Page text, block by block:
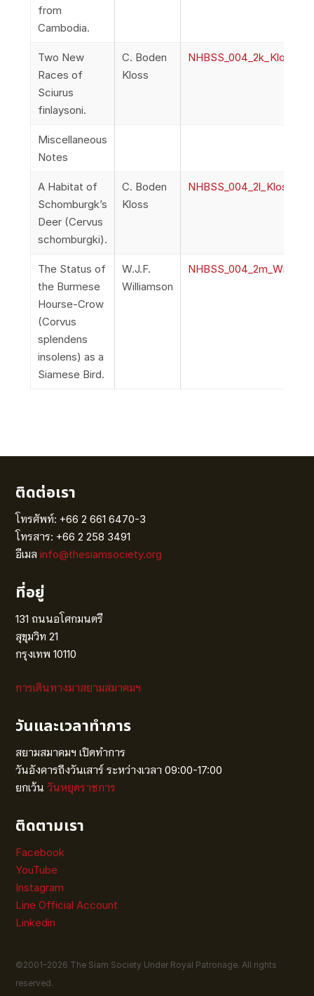
from
Cambodia.
Two New
Races of
Sciurus
finlaysoni.
C. Boden
Kloss
Miscellaneous
Notes
A Habitat of
Schomburgk’s
Deer (Cervus
schomburgki).
C. Boden
Kloss
The Status of
the Burmese
Hourse-Crow
(Corvus
splendens
insolens) as a
Siamese Bird.
W.J.F.
Williamson
ติดต่อเรา
โทรศัพท์: +66 2 661 6470-3
โทรสาร: +66 2 258 3491
อีเมลinfo@thesiamsociety.org
ที่อยู่
131 ถนนอโศกมนตรี
สุขุมวิท 21
กรุงเทพ 10110
การเดินทางมาสยามสมาคมฯ
วันและเวลาทำการ
สยามสมาคมฯ เปิดทำการ
วันอังคารถึงวันเสาร์ ระหว่างเวลา 09:00-17:00
ยกเว้นวันหยุดราชการ
ติดตามเรา
Facebook
YouTube
Instagram
Line Official Account
Linkedin
©2001–2026 The Siam Society Under Royal Patronage. All rights
reserved.